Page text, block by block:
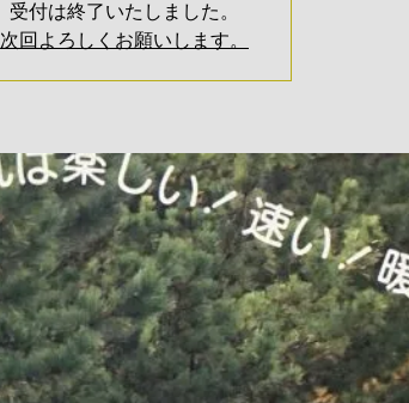
受付は終了いたしました。
次回よろしくお願いします。